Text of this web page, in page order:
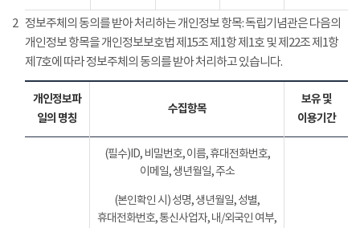
2 정보주체의 동의를 받아 처리하는 개인정보 항목: 독립기념관은 다음의
개인정보 항목을 개인정보보호법 제15조 제1항 제1호 및 제22조 제1항
제7호에 따라 정보주체의 동의를 받아 처리하고 있습니다.
개인정보파
일의 명칭
수집항목
보유 및
이용기간
(필수)ID, 비밀번호, 이름, 휴대전화번호,
이메일, 생년월일, 주소
(본인확인 시) 성명, 생년월일, 성별,
휴대전화번호, 통신사업자, 내/외국인 여부,